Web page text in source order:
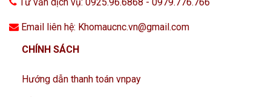
Tư vấn dịch vụ: 0925.96.6868 - 0979.776.766
Email liên hệ: Khomaucnc.vn@gmail.com
CHÍNH SÁCH
Hướng dẫn thanh toán vnpay